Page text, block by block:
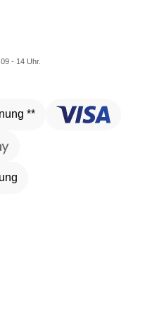
- 14 Uhr.
**